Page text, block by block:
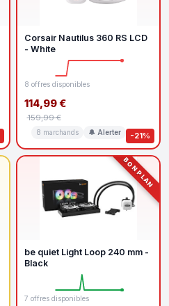
-21%
Corsair Nautilus 360 RS LCD
- White
8 offres disponibles
114,99 €
159,99 €
8 marchands 🔔 Alerter
BON PLAN
be quiet Light Loop 240 mm -
Black
7 offres disponibles